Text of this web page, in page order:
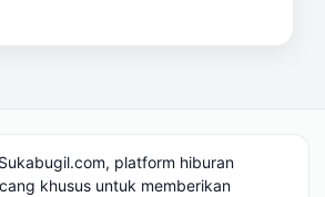
platform hiburan
khusus untuk memberikan